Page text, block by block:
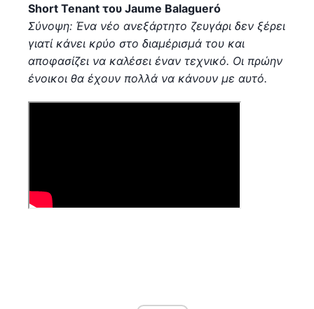
Short Tenant του Jaume Balagueró
Σύνοψη: Ένα νέο ανεξάρτητο ζευγάρι δεν ξέρει
γιατί κάνει κρύο στο διαμέρισμά του και
αποφασίζει να καλέσει έναν τεχνικό. Οι πρώην
ένοικοι θα έχουν πολλά να κάνουν με αυτό.